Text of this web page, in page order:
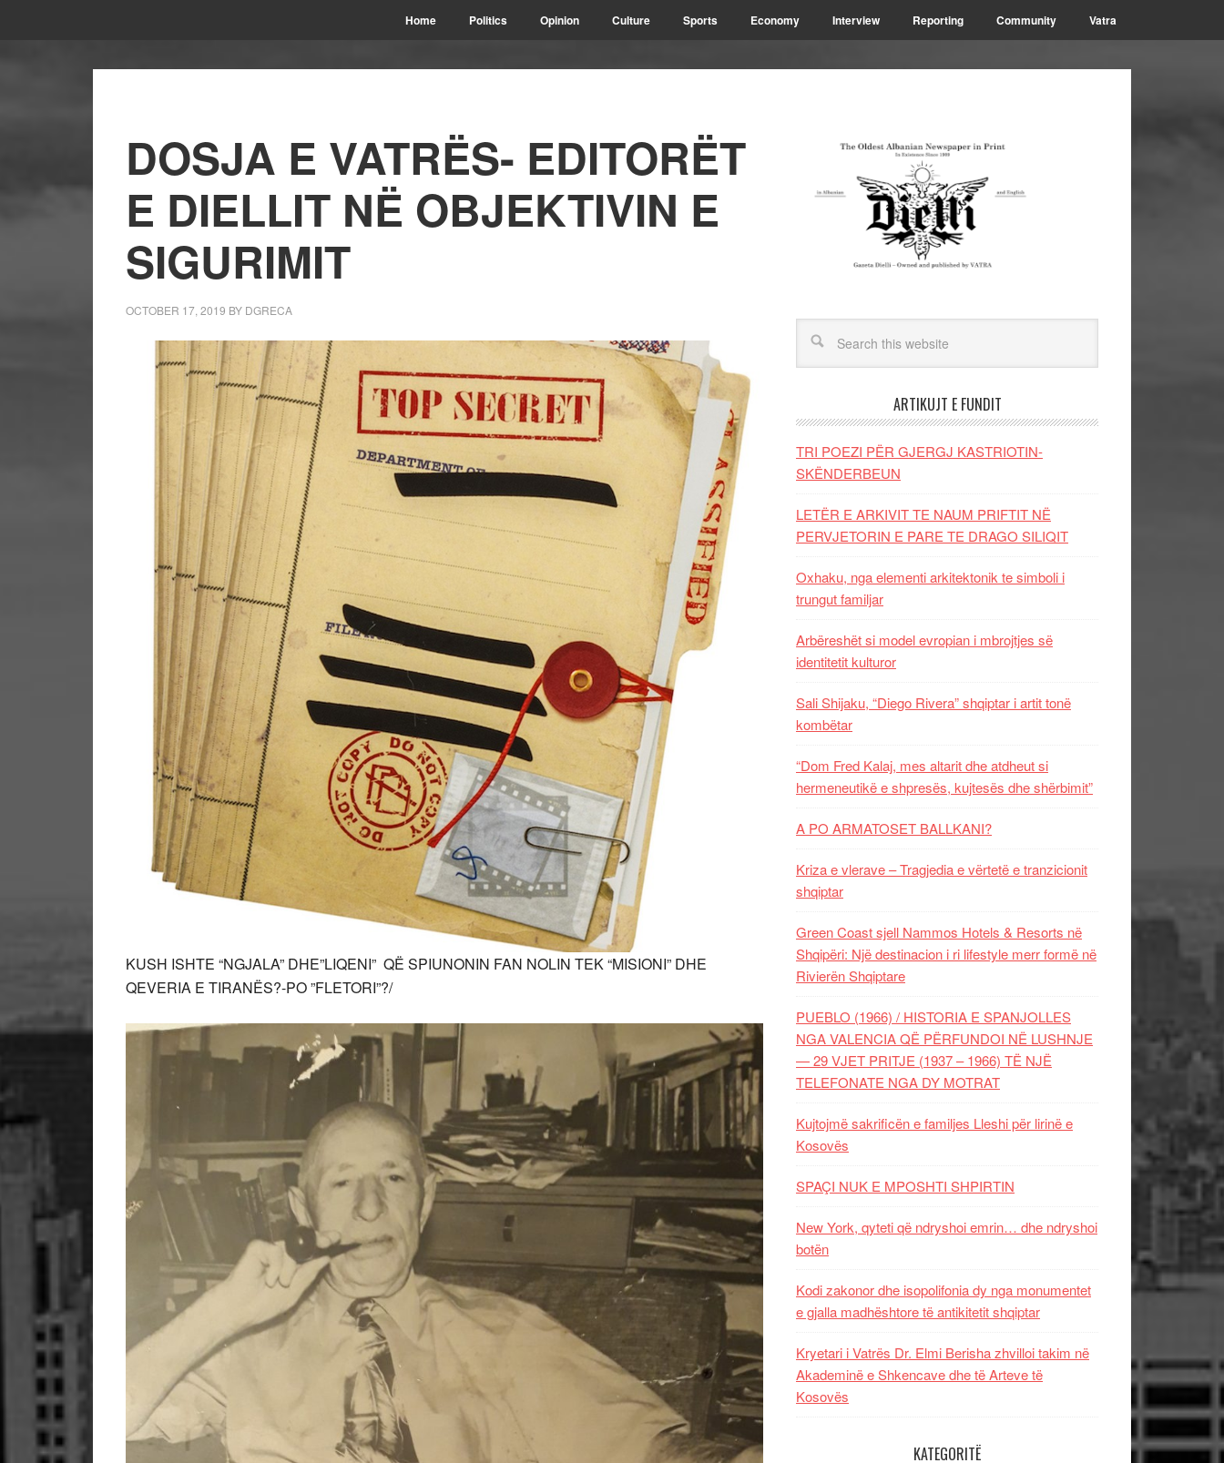
Home Politics Opinion Culture Sports Economy Interview Reporting Community Vatra
DOSJA E VATRËS- EDITORËT
E DIELLIT NË OBJEKTIVIN E
SIGURIMIT
OCTOBER 17, 2019 BY DGRECA
KUSH ISHTE “NGJALA” DHE”LIQENI” QË SPIUNONIN FAN NOLIN TEK “MISIONI” DHE
QEVERIA E TIRANËS?-PO ”FLETORI”?/
ARTIKUJT E FUNDIT
TRI POEZI PËR GJERGJ KASTRIOTIN-
SKËNDERBEUN
LETËR E ARKIVIT TE NAUM PRIFTIT NË
PERVJETORIN E PARE TE DRAGO SILIQIT
Oxhaku, nga elementi arkitektonik te simboli i
trungut familjar
Arbëreshët si model evropian i mbrojtjes së
identitetit kulturor
Sali Shijaku, “Diego Rivera” shqiptar i artit tonë
kombëtar
“Dom Fred Kalaj, mes altarit dhe atdheut si
hermeneutikë e shpresës, kujtesës dhe shërbimit”
A PO ARMATOSET BALLKANI?
Kriza e vlerave – Tragjedia e vërtetë e tranzicionit
shqiptar
Green Coast sjell Nammos Hotels & Resorts në
Shqipëri: Një destinacion i ri lifestyle merr formë në
Rivierën Shqiptare
PUEBLO (1966) / HISTORIA E SPANJOLLES
NGA VALENCIA QË PËRFUNDOI NË LUSHNJE
— 29 VJET PRITJE (1937 – 1966) TË NJË
TELEFONATE NGA DY MOTRAT
Kujtojmë sakrificën e familjes Lleshi për lirinë e
Kosovës
SPAÇI NUK E MPOSHTI SHPIRTIN
New York, qyteti që ndryshoi emrin… dhe ndryshoi
botën
Kodi zakonor dhe isopolifonia dy nga monumentet
e gjalla madhështore të antikitetit shqiptar
Kryetari i Vatrës Dr. Elmi Berisha zhvilloi takim në
Akademinë e Shkencave dhe të Arteve të
Kosovës
KATEGORITË